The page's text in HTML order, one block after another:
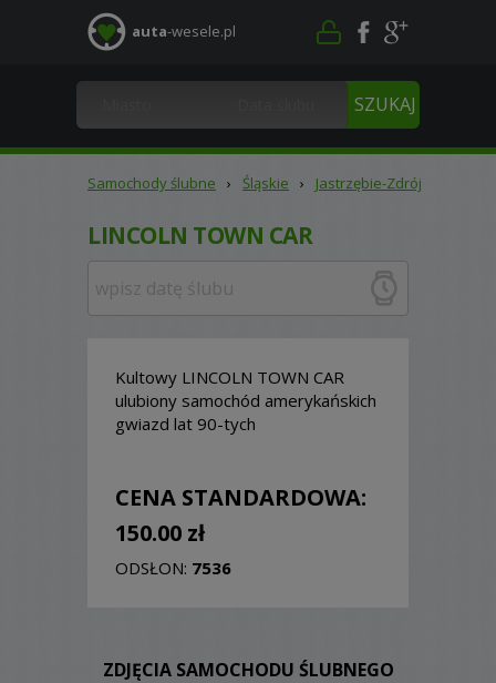
auta-wesele.pl
Samochody ślubne › Śląskie › Jastrzębie-Zdrój
LINCOLN TOWN CAR
Kultowy LINCOLN TOWN CAR
ulubiony samochód amerykańskich
gwiazd lat 90-tych
CENA STANDARDOWA:
150.00 zł
ODSŁON: 7536
ZDJĘCIA SAMOCHODU ŚLUBNEGO